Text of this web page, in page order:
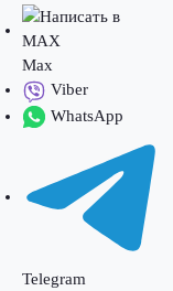
Max
Viber
WhatsApp
Telegram